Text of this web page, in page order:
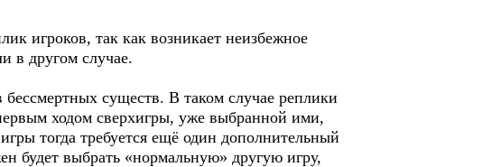
игроков, так как возникает неизбежное
в другом случае.
существ. В таком случае реплики
ходом сверхигры, уже выбранной ими,
тогда требуется ещё один дополнительный
будет выбрать «нормальную» другую игру,